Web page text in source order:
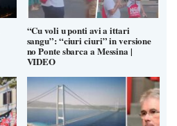
“Cu voli u ponti avi a ittari
sangu”: “ciuri ciuri” in versione
no Ponte sbarca a Messina |
VIDEO